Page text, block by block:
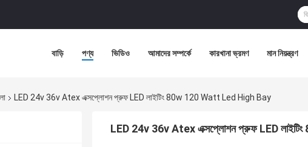
বাড়ি পণ্য ভিডিও আমাদের সম্পর্কে কারখানা ভ্রমণ মান নিয়ন্ত্রণ
LED 24v 36v Atex এক্সপ্লোশন প্রুফ LED লাইটিং 80w 120 Watt Led High Bay
LED 24v 36v Atex এক্সপ্লোশন প্রুফ LED